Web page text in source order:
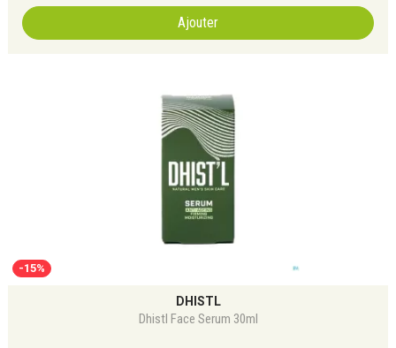
Ajouter
-15%
DHISTL
Dhistl Face Serum 30ml